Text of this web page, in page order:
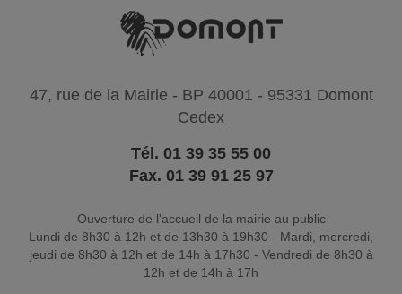
47, rue de la Mairie - BP 40001 - 95331 Domont
Cedex
Tél. 01 39 35 55 00
Fax. 01 39 91 25 97
Ouverture de l'accueil de la mairie au public
Lundi de 8h30 à 12h et de 13h30 à 19h30 - Mardi, mercredi,
jeudi de 8h30 à 12h et de 14h à 17h30 - Vendredi de 8h30 à
12h et de 14h à 17h